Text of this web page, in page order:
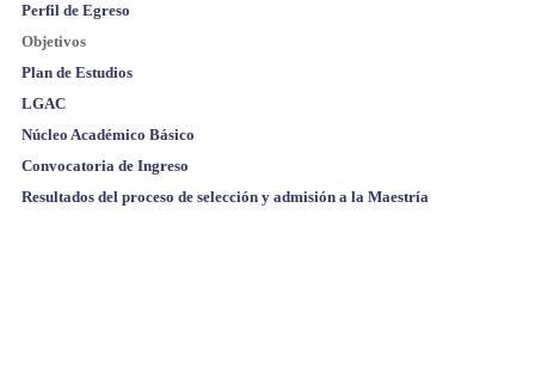
Perfil de Egreso
Objetivos
Plan de Estudios
LGAC
Núcleo Académico Básico
Convocatoria de Ingreso
Resultados del proceso de selección y admisión a la Maestría